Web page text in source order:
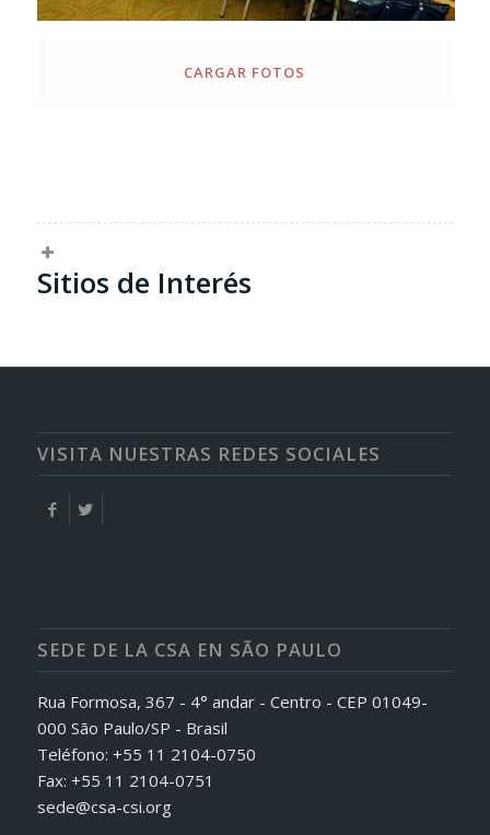
CARGAR FOTOS
Sitios de Interés
VISITA NUESTRAS REDES SOCIALES
SEDE DE LA CSA EN SÃO PAULO
Rua Formosa, 367 - 4° andar - Centro - CEP 01049-
000 São Paulo/SP - Brasil
Teléfono: +55 11 2104-0750
Fax: +55 11 2104-0751
sede@csa-csi.org